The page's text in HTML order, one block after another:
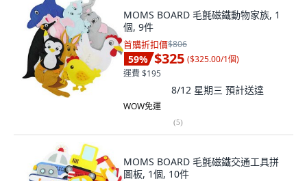
MOMS BOARD 毛氈磁鐵動物家族, 1
個, 9件
首購折扣價$806
59% $325 ($325.00/1個)
運費 $195
8/12 星期三 預計送達
WOW免運
(5)
MOMS BOARD 毛氈磁鐵交通工具拼
圖板, 1個, 10件